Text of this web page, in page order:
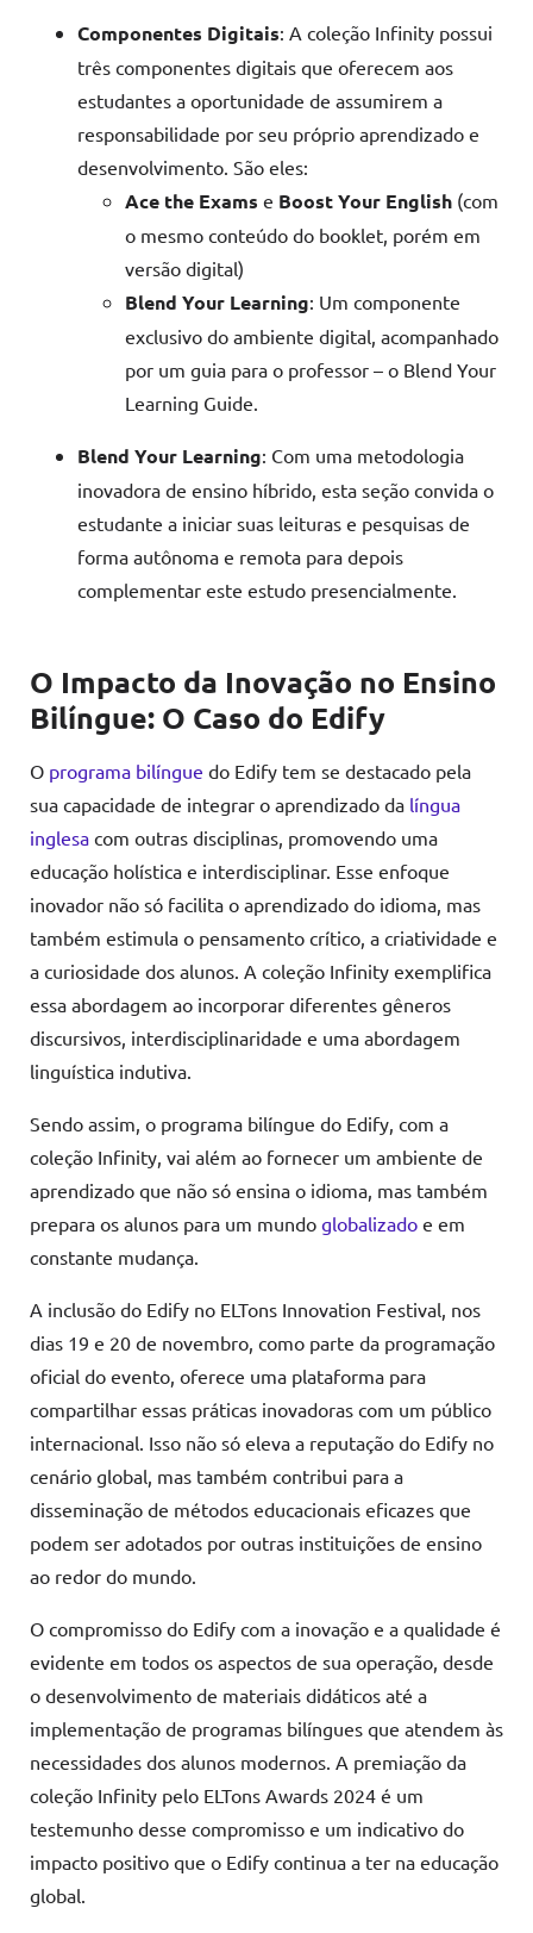
Componentes Digitais: A coleção Infinity possui
três componentes digitais que oferecem aos
estudantes a oportunidade de assumirem a
responsabilidade por seu próprio aprendizado e
desenvolvimento. São eles:
Ace the Exams e Boost Your English (com
o mesmo conteúdo do booklet, porém em
versão digital)
Blend Your Learning: Um componente
exclusivo do ambiente digital, acompanhado
por um guia para o professor – o Blend Your
Learning Guide.
Blend Your Learning: Com uma metodologia
inovadora de ensino híbrido, esta seção convida o
estudante a iniciar suas leituras e pesquisas de
forma autônoma e remota para depois
complementar este estudo presencialmente.
O Impacto da Inovação no Ensino
Bilíngue: O Caso do Edify
O programa bilíngue do Edify tem se destacado pela
sua capacidade de integrar o aprendizado da língua
inglesa com outras disciplinas, promovendo uma
educação holística e interdisciplinar. Esse enfoque
inovador não só facilita o aprendizado do idioma, mas
também estimula o pensamento crítico, a criatividade e
a curiosidade dos alunos. A coleção Infinity exemplifica
essa abordagem ao incorporar diferentes gêneros
discursivos, interdisciplinaridade e uma abordagem
linguística indutiva.
Sendo assim, o programa bilíngue do Edify, com a
coleção Infinity, vai além ao fornecer um ambiente de
aprendizado que não só ensina o idioma, mas também
prepara os alunos para um mundo globalizado e em
constante mudança.
A inclusão do Edify no ELTons Innovation Festival, nos
dias 19 e 20 de novembro, como parte da programação
oficial do evento, oferece uma plataforma para
compartilhar essas práticas inovadoras com um público
internacional. Isso não só eleva a reputação do Edify no
cenário global, mas também contribui para a
disseminação de métodos educacionais eficazes que
podem ser adotados por outras instituições de ensino
ao redor do mundo.
O compromisso do Edify com a inovação e a qualidade é
evidente em todos os aspectos de sua operação, desde
o desenvolvimento de materiais didáticos até a
implementação de programas bilíngues que atendem às
necessidades dos alunos modernos. A premiação da
coleção Infinity pelo ELTons Awards 2024 é um
testemunho desse compromisso e um indicativo do
impacto positivo que o Edify continua a ter na educação
global.